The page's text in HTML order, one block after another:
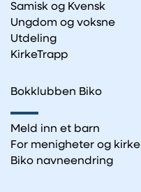
Samisk og Kvensk
Ungdom og voksne
Utdeling
KirkeTrapp
Bokklubben Biko
Meld inn et barn
For menigheter og kirke
Biko navneendring